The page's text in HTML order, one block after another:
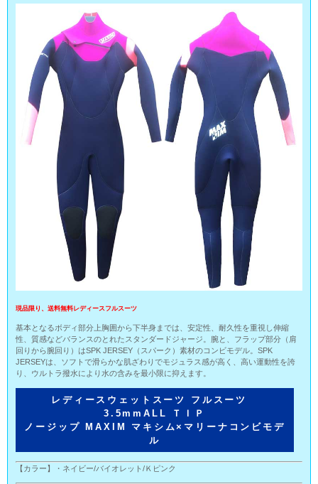
現品限り、送料無料レディースフルスーツ
基本となるボディ部分上胸囲から下半身までは、安定性、耐久性を重視し伸縮
性、質感などバランスのとれたスタンダードジャージ。腕と、フラップ部分（肩
回りから腕回り）はSPK JERSEY（スパーク）素材のコンビモデル。SPK
JERSEYは、ソフトで滑らかな肌ざわりでモジュラス感が高く、高い運動性を誇
り、ウルトラ撥水により水の含みを最小限に抑えます。
レディースウェットスーツ フルスーツ
3.5mmALL ＴＩＰ
ノージップ MAXIM マキシム×マリーナコンビモデ
ル
【カラー】・ネイビー/バイオレット/Ｋピンク